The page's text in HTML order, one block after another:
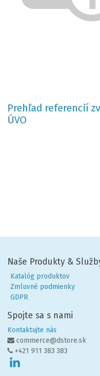
Prehľad referencií
ÚVO
Naše Produkty &
Katalóg produktov
Zmluvné podmienky
GDPR
Spojte sa s nami
Kontaktujte nás
commerce@dstore.sk
+421 911 383 383